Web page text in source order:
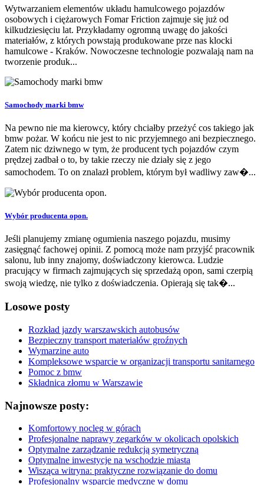
Wytwarzaniem elementów układu hamulcowego pojazdów
osobowych i ciężarowych Fomar Friction zajmuje się już od
kilkudziesięciu lat. Przykładamy ogromną uwagę do jakości
materiałów, z których powstają produkowane prze nas klocki
hamulcowe - Kraków. Nowoczesne technologie pozwalają nam na
tworzenie produk...
Samochody marki bmw
Na pewno nie ma kierowcy, który chciałby przeżyć cos takiego jak
bmw pożar. W końcu nie jest to nic przyjemnego ani bezpiecznego.
Zatem nic dziwnego w tym, że producent tych pojazdów czym
prędzej zadbał o to, by takie rzeczy nie działy się z jego
samochodem. To on znalazł problem, którym był wadliwy zaw�...
Wybór producenta opon.
Jeśli planujemy zmianę ogumienia naszego pojazdu, musimy
zasięgnąć fachowej opinii. Z pomocą może nam przyjść pracownik
salonu, lub inny znajomy, doświadczony kierowca. Ludzie
pracujący w firmach zajmujących się sprzedażą opon, sami czerpią
swoją wiedzę, nie tylko z doświadczenia. Opierają się tak�...
Losowe posty
Rozkład jazdy warszawskich autobusów
Bezpieczny transport materiałów groźnych
Wymarzine auto
Kompleksowe wsparcie w organizacji transportu sanitarnego
Pomoc z bmw
Składnica złomu w Warszawie
Najnowsze posty:
Komfortowy nocleg w górach
Profesjonalne naprawy zegarków w okolicach opolskich
Optymalne zarządzanie redukcją symetryczną
Optymalne inwestycje na wschodzie miasta
Wisząca witryna: praktyczne rozwiązanie do domu
Profesjonalny wsparcie medyczne w domu